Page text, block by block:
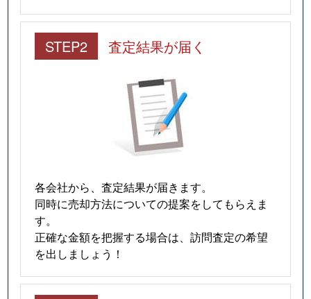
STEP2 査定結果が届く
各会社から、査定結果が届きます。
同時に売却方法についての提案をしてもらえま
す。
正確な金額を把握する場合は、訪問査定の希望
を出しましょう！